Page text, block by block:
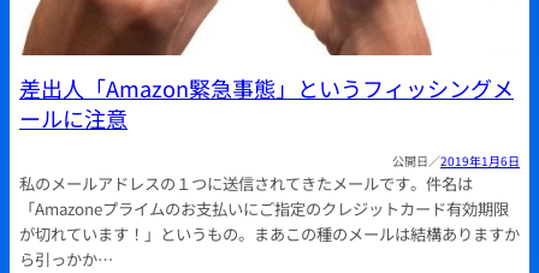
差出人「Amazon緊急事態」というフィッシングメ
ールに注意
2019年1月6日
私のメールアドレスの１つに送信されてきたメールです。件名は
「Amazoneプライムのお支払いにご指定のクレジットカード有効期限
が切れています！」というもの。まあこの種のメールは結構ありますか
ら引っかか…